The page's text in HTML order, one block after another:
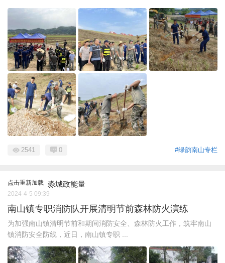
#绿韵南山专栏
2541 0
点击重新加载 淼城政能量
2024-4-5 09:39
南山镇专职消防队开展清明节前森林防火演练
为加强南山镇清明节前和期间消防安全、森林防火工作，筑牢南山
镇消防安全防线，近日，南山镇专职 ...